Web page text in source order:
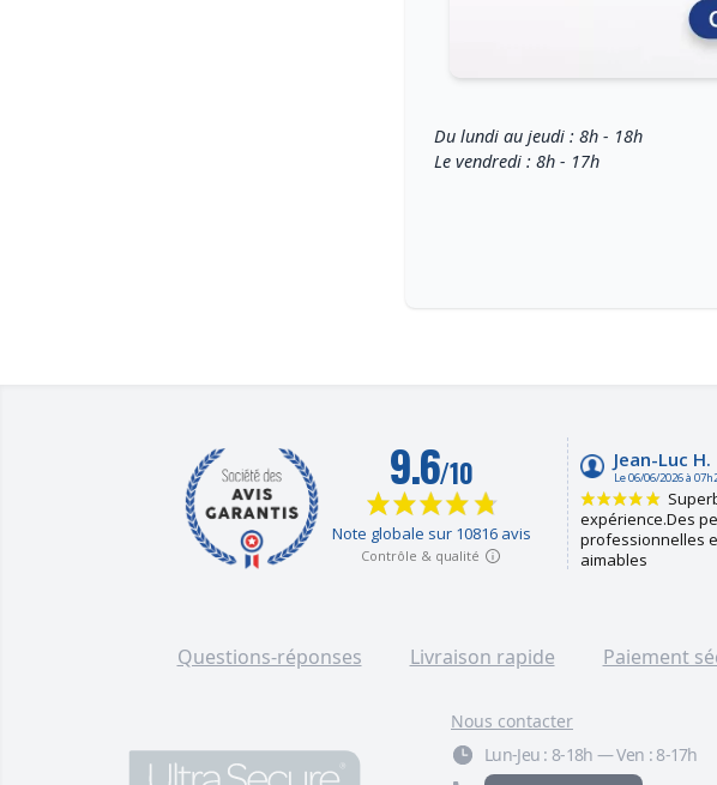
Du lundi au jeudi : 8h - 18h
Le vendredi : 8h - 17h
Questions-réponses Livraison rapide Paiement
Nous contacter
Lun-Jeu : 8-18h —Ven : 8-17h